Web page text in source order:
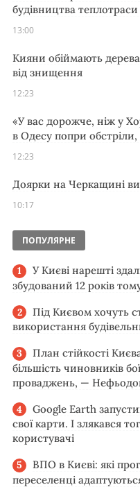
будівництва
13:00
Кияни обіймають
від знищення
12:23
«У вас дорожче, ніж у
в Одесу попри обстріли,
12:23
Доярки на Черкащині
10:17
ПОПУЛЯРНЕ
У Києві нарешті
збудований 12 років
Під Києвом хочуть
використання
План стійкості
більшість чиновників
проваджень, —
Google Earth
свої карти. І злякався
користувачі
ВПО в Києві: які
переселенці